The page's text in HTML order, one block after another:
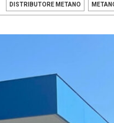
DISTRIBUTORE METANO